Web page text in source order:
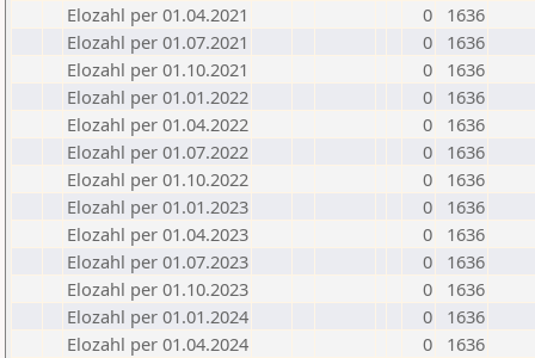
Elozahl per 01.04.2021
0
1636
Elozahl per 01.07.2021
0
1636
Elozahl per 01.10.2021
0
1636
Elozahl per 01.01.2022
0
1636
Elozahl per 01.04.2022
0
1636
Elozahl per 01.07.2022
0
1636
Elozahl per 01.10.2022
0
1636
Elozahl per 01.01.2023
0
1636
Elozahl per 01.04.2023
0
1636
Elozahl per 01.07.2023
0
1636
Elozahl per 01.10.2023
0
1636
Elozahl per 01.01.2024
0
1636
Elozahl per 01.04.2024
0
1636